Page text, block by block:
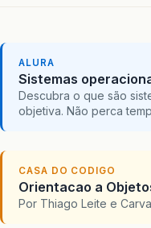
ALURA
Sistemas
Descubra o que são
objetiva. Não perca
CASA DO CODIGO
Orientacao a
Por Thiago Leite e